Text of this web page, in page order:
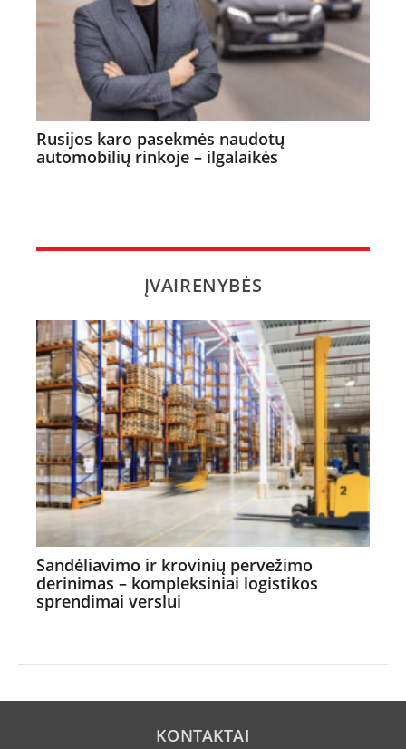
Rusijos karo pasekmės naudotų
automobilių rinkoje – ilgalaikės
ĮVAIRENYBĖS
Sandėliavimo ir krovinių pervežimo
derinimas – kompleksiniai logistikos
sprendimai verslui
KONTAKTAI